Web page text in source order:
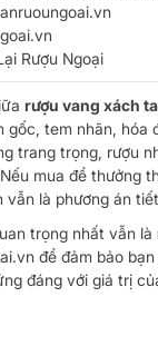
Rượu Ngoại
rượu vang xách
gốc, tem nhãn, hóa
trang trọng, rượu
mua để thưởng
là phương án
trọng nhất vẫn là
để đảm bảo
đáng với giá trị